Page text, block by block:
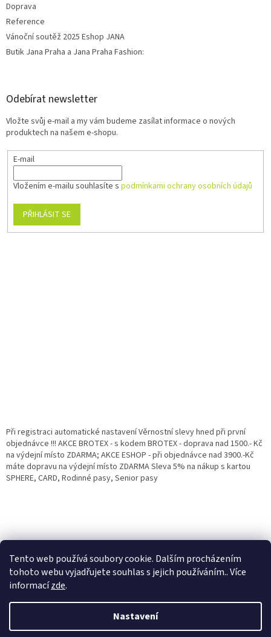
Tento web používá soubory cookie. Dalším procházením
tohoto webu vyjadřujete souhlas s jejich používáním.. Více
informacízde.
Nastavení
nastavená Věrnostní sleva 3% - 10% na Všechny Vaše další nákupy. Čím
víc nakoupíte, tím větší slevu můžete získat. Vaše objednávky se sčítají.
Doprava
Reference
Vánoční soutěž 2025 Eshop JANA
Butik Jana Praha a Jana Praha Fashion:
Odebírat newsletter
Vložte svůj e-mail a my vám budeme zasílat informace o nových
produktech na našem e-shopu.
E-mail
Vložením e-mailu souhlasíte s podmínkami ochrany osobních údajů
PŘIHLÁSIT SE
Při registraci automatické nastavení Věrnostní slevy hned při první
objednávce !!! AKCE BROTEX - s kodem BROTEX - doprava nad 1500.- Kč
na výdejní místo ZDARMA; AKCE ESHOP - při objednávce nad 3900.-Kč
máte dopravu na výdejní místo ZDARMA Sleva 5% na nákup s kartou
SPHERE, CARD, Rodinné pasy, Senior pasy